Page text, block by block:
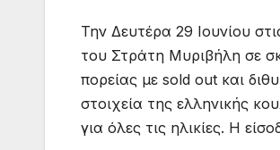
Την Δευτέρα 29 Ιουνίου
του Στράτη Μυριβήλη σε
πορείας με sold out και
στοιχεία της ελληνικής
για όλες τις ηλικίες. Η